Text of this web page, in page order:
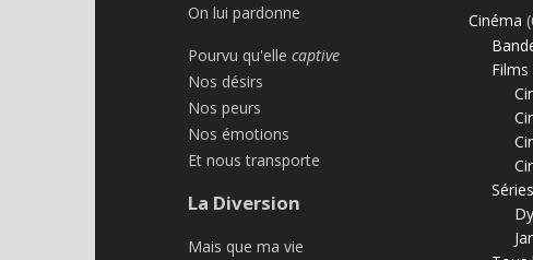
On lui pardonne
Pourvu qu'elle captive
Nos désirs
Nos peurs
Nos émotions
Et nous transporte
La Diversion
Mais que ma vie
Cinéma
Séries